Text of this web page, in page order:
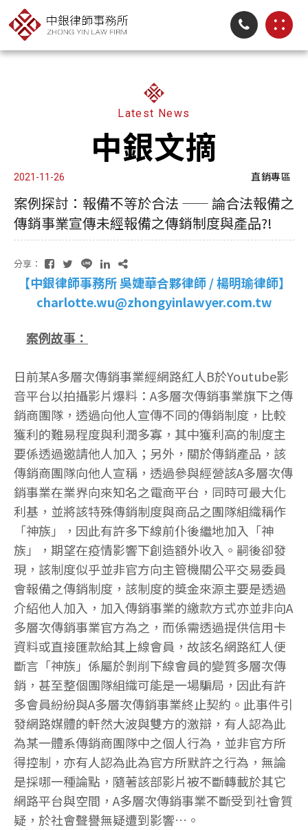
Latest News
中銀文摘
2021-11-26 直銷專區
案例探討：報備不等於合法 —— 論合法報備之
傳銷事業宣傳未經報備之傳銷制度與產品?!
分享：
【中銀律師事務所 吳婕華合夥律師 / 楊明瑜律師】
charlotte.wu@zhongyinlawyer.com.tw
案例故事：
日前某A多層次傳銷事業經網路紅人B於Youtube影
音平台以拍攝影片爆料：A多層次傳銷事業旗下之傳
銷商團隊，透過向他人宣傳不同的傳銷制度，比較
獲利的難易程度與利潤多寡，其中獲利高的制度主
要係透過邀請他人加入；另外，關於傳銷產品，該
傳銷商團隊向他人宣稱，透過參與經營該A多層次傳
銷事業在業界向來知名之電商平台，同時可最大化
利基，並將該特殊傳銷制度與商品之團隊組織稱作
「神族」，因此有許多下線前仆後繼地加入「神
族」，期望在疫情影響下創造額外收入。嗣後卻發
現，該制度似乎並非官方向主管機關公平交易委員
會報備之傳銷制度，該制度的獎金來源主要是透過
介紹他人加入，加入傳銷事業的繳款方式亦並非向A
多層次傳銷事業官方為之，而係需透過提供信用卡
資料或直接匯款給其上線會員，故該名網路紅人便
斷言「神族」係屬於剝削下線會員的變質多層次傳
銷，甚至整個團隊組織可能是一場騙局，因此有許
多會員紛紛與A多層次傳銷事業終止契約。此事件引
發網路媒體的軒然大波與雙方的激辯，有人認為此
為某一體系傳銷商團隊中之個人行為，並非官方所
得控制，亦有人認為此為官方所默許之行為，無論
是採哪一種論點，隨著該部影片被不斷轉載於其它
網路平台與空間，A多層次傳銷事業不斷受到社會質
疑，於社會聲譽無疑遭到影響…。